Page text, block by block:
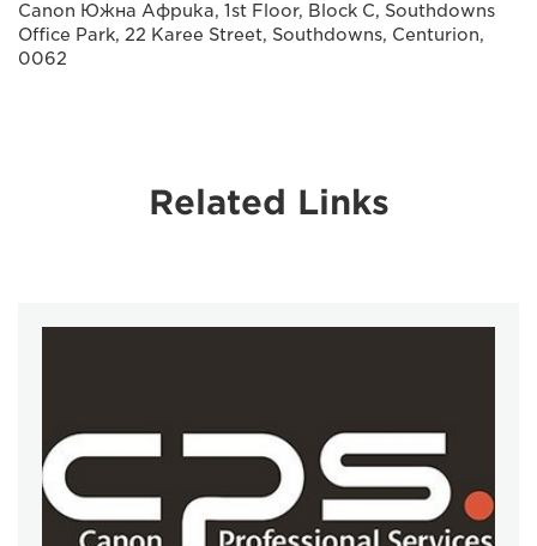
Canon Южна Африка, 1st Floor, Block C, Southdowns
Office Park, 22 Karee Street, Southdowns, Centurion,
0062
Related Links